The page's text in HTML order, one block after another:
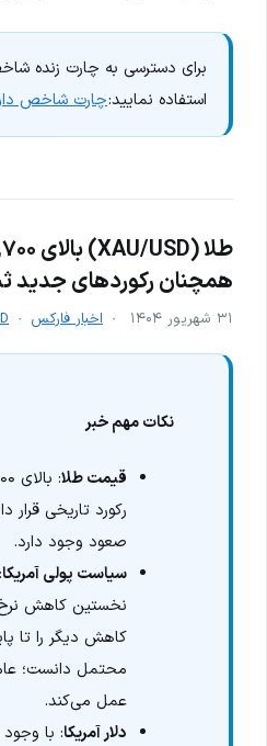
برای دسترسی به چارت زنده
استفاده نمایید:چارت شاخص
همچنان رکوردهای جدید
۳۱ شهریور ۱۴۰۴ اخبار فارکس
نکات مهم خبر
قیمت طلا
رکورد تاریخی قرار
صعود وجود دارد.
سیاست پولی آمریکا
نخستین کاهش نرخ
کاهش دیگر را تا
محتمل دانست؛
عمل می‌کند.
دلار آمریکا: با